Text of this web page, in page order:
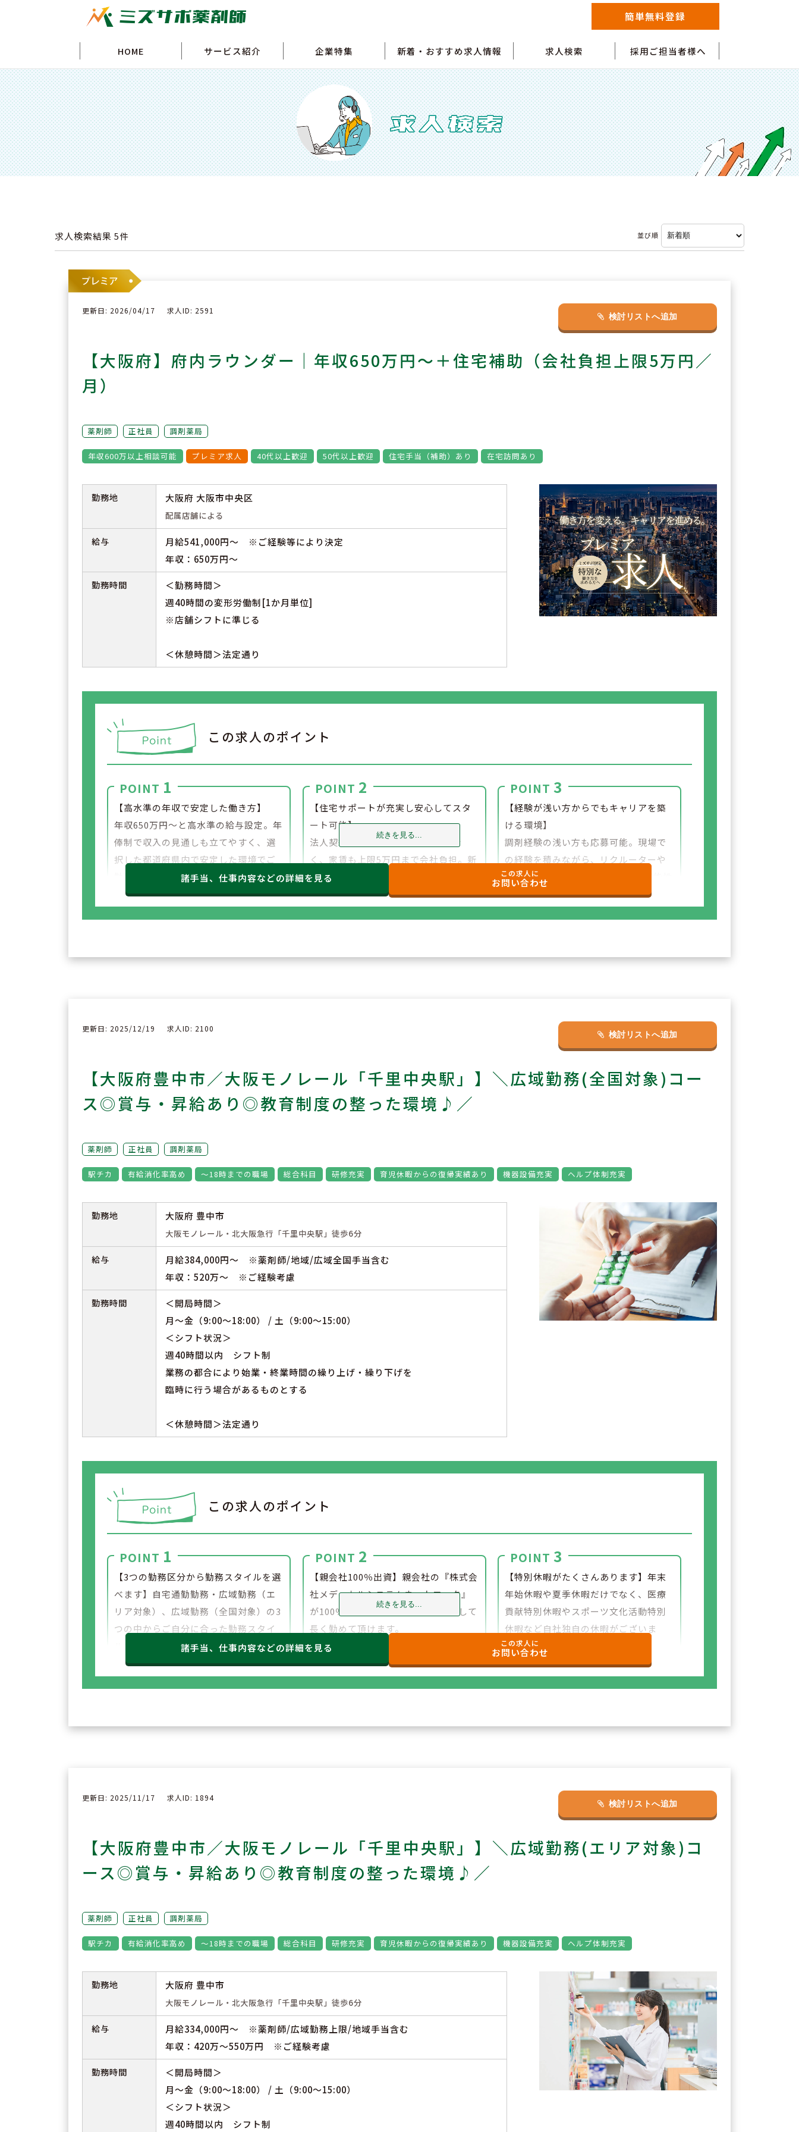
簡単無料登録
HOME サービス紹介 企業特集 新着・おすすめ求人情報 求人検索 採用ご担当者様へ
求人検索結果 5件 並び順
更新日: 2026/04/17 求人ID: 2591
検討リストへ追加
【大阪府】府内ラウンダー｜年収650万円～＋住宅補助（会社負担上限5万円／
月）
薬剤師 正社員 調剤薬局
年収600万以上相談可能 プレミア求人 40代以上歓迎 50代以上歓迎 住宅手当（補助）あり 在宅訪問あり
勤務地 大阪府 大阪市中央区
配属店舗による
給与
月給541,000円～ ※ご経験等により決定
年収：650万円～
勤務時間
＜勤務時間＞
週40時間の変形労働制[1か月単位]
※店舗シフトに準じる
＜休憩時間＞法定通り
この求人のポイント
POINT 1
【高水準の年収で安定した働き方】
年収650万円～と高水準の給与設定。年
俸制で収入の見通しも立てやすく、選
択した都道府県内で安定した環境でご
勤務いただけます。
POINT 2
【住宅サポートが充実し安心してスタ
ート可能】
法人契約により初期費用の負担がな
く、家賃も上限5万円まで会社負担。新
たな環境でも安心して勤務を開始でき
ます。
POINT 3
【経験が浅い方からでもキャリアを築
ける環境】
調剤経験の浅い方も応募可能。現場で
の経験を積みながら、リクルーターや
研修など＋αの業務チャレンジの可能性
もございます。
続きを見る...
諸手当、仕事内容などの詳細を見る この求人に
お問い合わせ
更新日: 2025/12/19 求人ID: 2100
検討リストへ追加
【大阪府豊中市／大阪モノレール「千里中央駅」】＼広域勤務(全国対象)コー
ス◎賞与・昇給あり◎教育制度の整った環境♪／
薬剤師 正社員 調剤薬局
駅チカ 有給消化率高め ～18時までの職場 総合科目 研修充実 育児休暇からの復帰実績あり 機器設備充実 ヘルプ体制充実
勤務地 大阪府 豊中市
大阪モノレール・北大阪急行「千里中央駅」徒歩6分
給与
月給384,000円～ ※薬剤師/地域/広域全国手当含む
年収：520万～ ※ご経験考慮
勤務時間
＜開局時間＞
月～金（9:00～18:00） / 土（9:00～15:00）
＜シフト状況＞
週40時間以内 シフト制
業務の都合により始業・終業時間の繰り上げ・繰り下げを
臨時に行う場合があるものとする
＜休憩時間＞法定通り
この求人のポイント
POINT 1
【3つの勤務区分から勤務スタイルを選
べます】自宅通勤勤務・広域勤務（エ
リア対象）、広域勤務（全国対象）の3
つの中からご自分に合った勤務スタイ
ルを選ぶことが出来ます。ライフイベ
ント等に応じた勤務区分も柔軟に対応
しております。
POINT 2
【親会社100％出資】親会社の『株式会
社メディカルシステムネットワーク』
が100％出資しており、今後も安心して
長く勤めて頂けます。
POINT 3
【特別休暇がたくさんあります】年末
年始休暇や夏季休暇だけでなく、医療
貢献特別休暇やスポーツ文化活動特別
休暇など自社独自の休暇がございま
す。
続きを見る...
諸手当、仕事内容などの詳細を見る この求人に
お問い合わせ
更新日: 2025/11/17 求人ID: 1894
検討リストへ追加
【大阪府豊中市／大阪モノレール「千里中央駅」】＼広域勤務(エリア対象)コ
ース◎賞与・昇給あり◎教育制度の整った環境♪／
薬剤師 正社員 調剤薬局
駅チカ 有給消化率高め ～18時までの職場 総合科目 研修充実 育児休暇からの復帰実績あり 機器設備充実 ヘルプ体制充実
勤務地 大阪府 豊中市
大阪モノレール・北大阪急行「千里中央駅」徒歩6分
給与
月給334,000円～ ※薬剤師/広域勤務上限/地域手当含む
年収：420万～550万円 ※ご経験考慮
勤務時間
＜開局時間＞
月～金（9:00～18:00） / 土（9:00～15:00）
＜シフト状況＞
週40時間以内 シフト制